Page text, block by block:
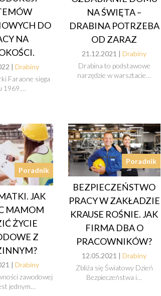
DO
NA
|Drabiny
Faraone sięga
1969.…
NA ŚWIĘTA –
DRABINA POTRZEBA
OD ZARAZ
21.12.2021 |Drabiny
Drabina to podstawowe
narzędzie w warsztacie…
Poradnik
JAK
MAMOM
ŻYCIE
Z
|Drabiny
zawodowej
jednym…
Poradnik
BEZPIECZEŃSTWO
PRACY W ZAKŁADZIE
KRAUSE ROŚNIE. JAK
FIRMA DBA O
PRACOWNIKÓW?
12.05.2021 |Drabiny
Zbliża się Światowy Dzień
Bezpieczeństwa i…